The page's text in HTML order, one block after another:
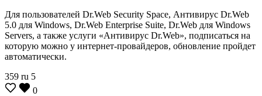
Для пользователей Dr.Web Security Space, Антивирус Dr.Web
5.0 для Windows, Dr.Web Enterprise Suite, Dr.Web для Windows
Servers, а также услуги «Антивирус Dr.Web», подписаться на
которую можно у интернет-провайдеров, обновление пройдет
автоматически.
359 ru 5
0